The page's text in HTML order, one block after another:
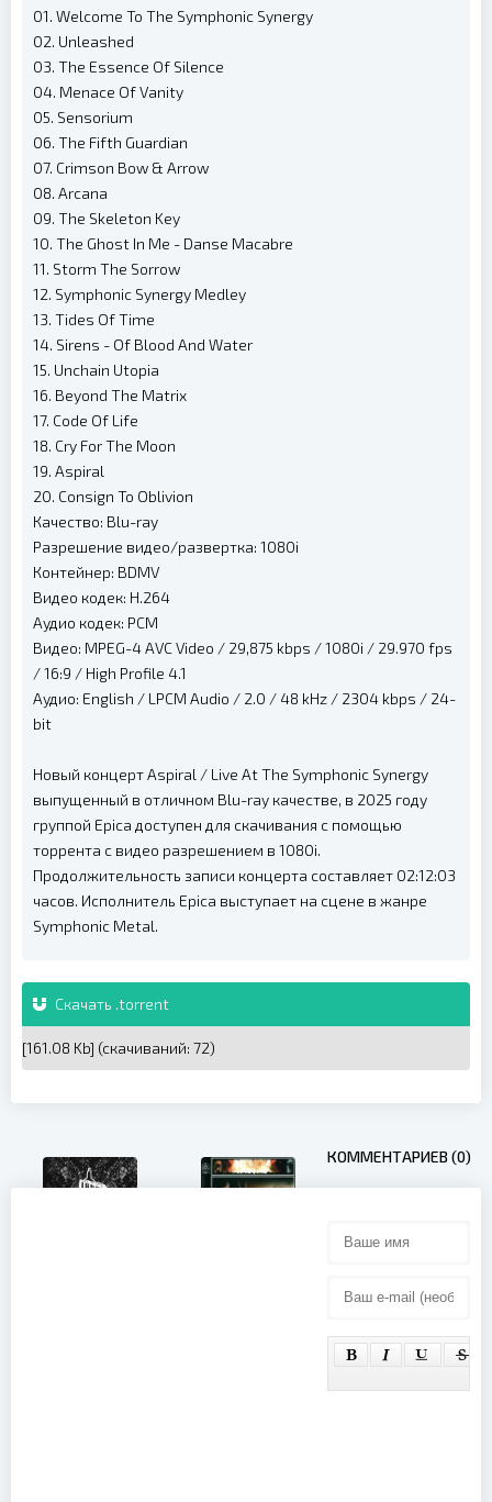
01. Welcome To The Symphonic Synergy
02. Unleashed
03. The Essence Of Silence
04. Menace Of Vanity
05. Sensorium
06. The Fifth Guardian
07. Crimson Bow & Arrow
08. Arcana
09. The Skeleton Key
10. The Ghost In Me - Danse Macabre
11. Storm The Sorrow
12. Symphonic Synergy Medley
13. Tides Of Time
14. Sirens - Of Blood And Water
15. Unchain Utopia
16. Beyond The Matrix
17. Code Of Life
18. Cry For The Moon
19. Aspiral
20. Consign To Oblivion
Качество: Blu-ray
Разрешение видео/развертка: 1080i
Контейнер: BDMV
Видео кодек: H.264
Аудио кодек: PCM
Видео: MPEG-4 AVC Video / 29,875 kbps / 1080i / 29.970 fps
/ 16:9 / High Profile 4.1
Аудио: English / LPCM Audio / 2.0 / 48 kHz / 2304 kbps / 24-
bit
Новый концерт Aspiral / Live At The Symphonic Synergy
выпущенный в отличном Blu-ray качестве, в 2025 году
группой Epica доступен для скачивания с помощью
торрента с видео разрешением в 1080i.
Продолжительность записи концерта составляет 02:12:03
часов. Исполнитель Epica выступает на сцене в жанре
Symphonic Metal.
Скачать .torrent
[161.08 Kb] (cкачиваний: 72)
КОММЕНТАРИЕВ (0)